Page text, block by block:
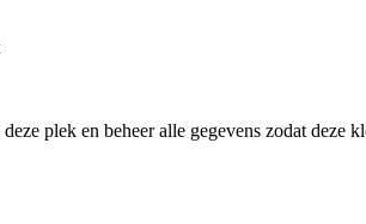
plek en beheer alle gegevens zodat deze